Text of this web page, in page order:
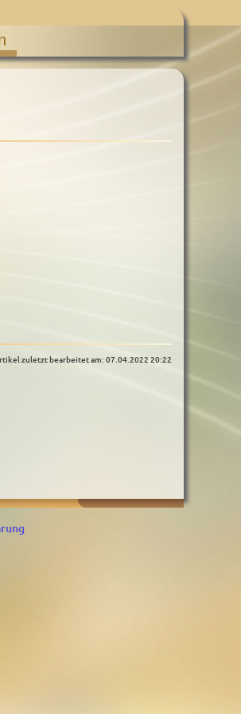
zuletzt bearbeitet am: 07.04.2022 20:22